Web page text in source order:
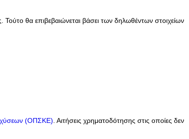
θα επιβεβαιώνεται βάσει των δηλωθέντων στοιχείων
(ΟΠΣΚΕ) . Αιτήσεις χρηματοδότησης στις οποίες δεν